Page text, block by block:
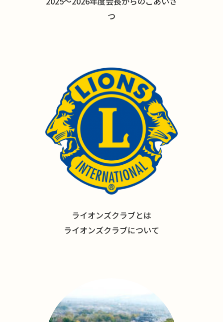
つ
ライオンズクラブとは
ライオンズクラブについて